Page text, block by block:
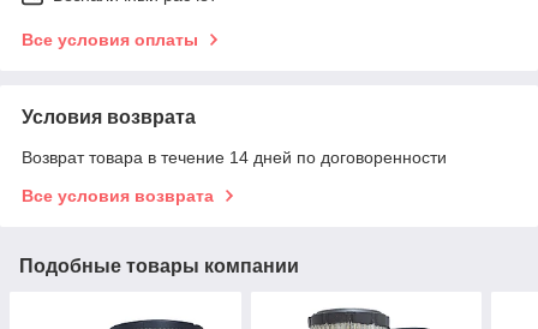
Все условия оплаты
Условия возврата
Возврат товара в течение 14 дней по договоренности
Все условия возврата
Подобные товары компании